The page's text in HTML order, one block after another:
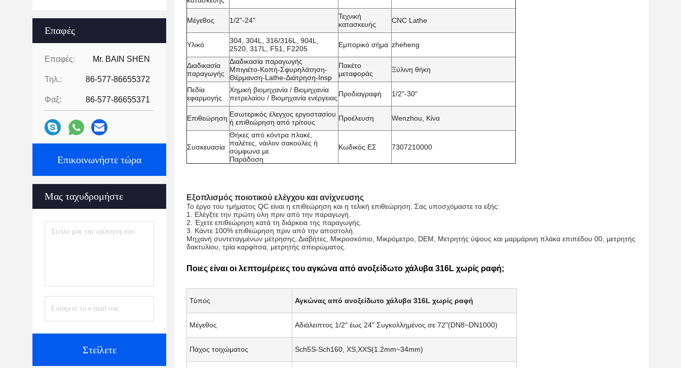
Επαφές
Επαφές: Mr. BAIN SHEN
Τηλ.: 86-577-86655372
Φαξ: 86-577-86655371
Επικοινωνήστε τώρα
Μας ταχυδρομήστε
Στείλετε
Μέγεθος 1/2"-24"
Τεχνική
κατασκευής
CNC Lathe
Υλικό
304, 304L, 316/316L, 904L,
2520, 317L, F51, F2205
Εμπορικό σήμα zheheng
Διαδικασία
παραγωγής
Διαδικασία παραγωγής
Μπιγιέτο-Κοπή-Σφυρηλάτηση-
Θέρμανση-Lathe-Διάτρηση-Insp
Πακέτο
μεταφοράς
Ξύλινη θήκη
Πεδία
εφαρμογής
Χημική βιομηχανία / Βιομηχανία
πετρελαίου / Βιομηχανία ενέργειας Προδιαγραφή 1/2"-30"
Επιθεώρηση Εσωτερικός έλεγχος εργοστασίου
ή επιθεώρηση από τρίτους
Προέλευση Wenzhou, Κίνα
Συσκευασία
Θήκες από κόντρα πλακέ,
παλέτες, νάιλον σακούλες ή
σύμφωνα με
Παράδοση
Κωδικός ΕΣ 7307210000
Εξοπλισμός ποιοτικού ελέγχου και ανίχνευσης
Το έργο του τμήματος QC είναι η επιθεώρηση και η τελική επιθεώρηση. Σας υποσχόμαστε τα εξής:
1. Ελέγξτε την πρώτη ύλη πριν από την παραγωγή.
2. Έχετε επιθεώρηση κατά τη διάρκεια της παραγωγής.
3. Κάντε 100% επιθεώρηση πριν από την αποστολή.
Μηχανή συντεταγμένων μέτρησης, Διαβήτες, Μικροσκόπιο, Μικρόμετρο, DEM, Μετρητής ύψους και μαρμάρινη πλάκα επιπέδου 00, μετρητής
δακτυλίου, τρία καρφίτσα, μετρητής σπειρώματος.
Ποιες είναι οι λεπτομέρειες του αγκώνα από ανοξείδωτο χάλυβα 316L χωρίς ραφή;
Τύπος Αγκώνας από ανοξείδωτο χάλυβα 316L χωρίς ραφή
Μέγεθος Αδιάλειπτος 1/2" έως 24" Συγκολλημένος σε 72"(DN8~DN1000)
Πάχος τοιχώματος Sch5S-Sch160, XS,XXS(1.2mm~34mm)